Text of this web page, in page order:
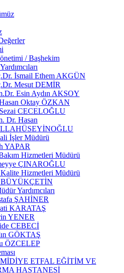
/ Başhekim
İsmail Ethem AKGÜN
Mesut DEMİR
Esin Aydın AKSOY
Oktay ÖZKAN
CECELOĞLU
Dr. Hasan
İşler Müdürü
YAPAR
Hizmetleri Müdürü
ÇINAROĞLU
Hizmetleri Müdürü
Yardımcıları
ŞAHİNER
KARATAŞ
YENER
CEBECİ
GÖKTAŞ
ÖZCELEP
ETFAL EĞİTİM VE
HASTANESİ